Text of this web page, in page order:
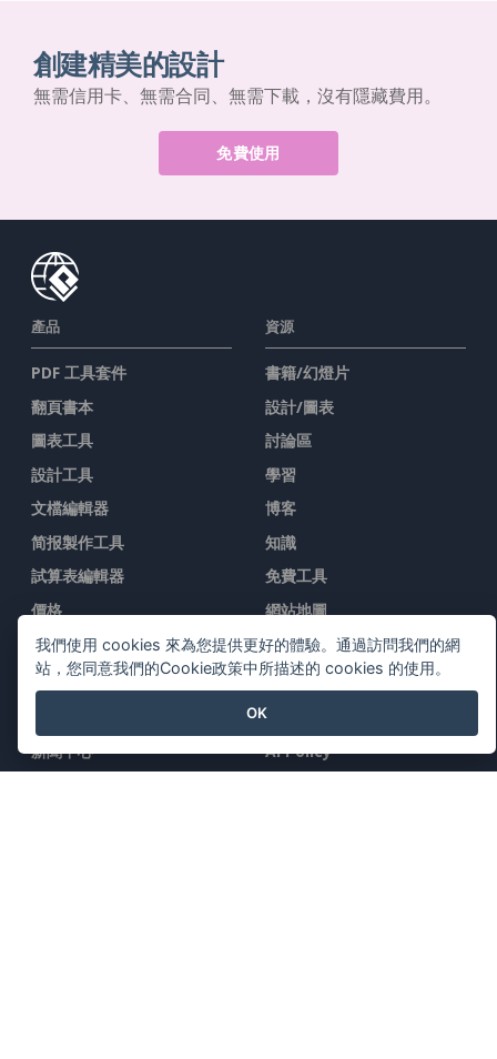
創建精美的設計
無需信用卡、無需合同、無需下載，沒有隱藏費用。
免費使用
產品
PDF 工具套件
翻頁書本
圖表工具
設計工具
文檔編輯器
简报製作工具
試算表編輯器
價格
資源
書籍/幻燈片
設計/圖表
討論區
學習
博客
知識
免費工具
網站地圖
公司
新聞中心
法律
服務條款
AI Policy
我們使用 cookies 來為您提供更好的體驗。通過訪問我們的網
站，您同意我們的Cookie政策中所描述的 cookies 的使用。
OK